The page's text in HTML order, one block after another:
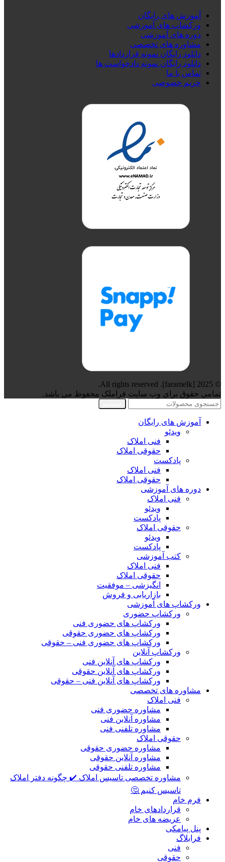
آموزش های رایگان
ورکشاپ های آموزشی
دوره های آموزشی
مشاوره های تخصصی
دانلود رایگان نمونه قراردادها
دانلود رایگان نمونه دادخواست ها
تماس با ما
حریم خصوصی
© 2025 [faramelk]. All rights reserved.
تمامی حقوق برای وب سایت فراملک محفوظ می باشد.
آموزش های رایگان
ویدئو
فنی املاک
حقوقی املاک
پادکست
فنی املاک
حقوقی املاک
دوره های آموزشی
فنی املاک
ویدئو
پادکست
حقوقی املاک
ویدئو
پادکست
کتب آموزشی
فنی املاک
حقوقی املاک
انگیزشی – موفقیت
بازاریابی و فروش
ورکشاپ های آموزشی
ورکشاپ حضوری
ورکشاپ های حضوری فنی
ورکشاپ های حضوری حقوقی
ورکشاپ های حضوری فنی – حقوقی
ورکشاپ آنلاین
ورکشاپ های آنلاین فنی
ورکشاپ های آنلاین حقوقی
ورکشاپ های آنلاین فنی – حقوقی
مشاوره های تخصصی
فنی املاک
مشاوره حضوری فنی
مشاوره آنلاین فنی
مشاوره تلفنی فنی
حقوقی املاک
مشاوره حضوری حقوقی
مشاوره آنلاین حقوقی
مشاوره تلفنی حقوقی
مشاوره تخصصی تاسیس املاک ✔️ چگونه دفتر املاک
تاسیس کنیم 🤔
فرم خام
قراردادهای خام
عریضه های خام
پنل پیامکی
فرابلاگ
فنی
حقوقی